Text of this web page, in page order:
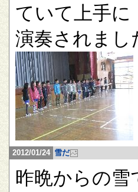
ていて上手に
演奏されまし
2012/01/24 雪だ
昨晩からの